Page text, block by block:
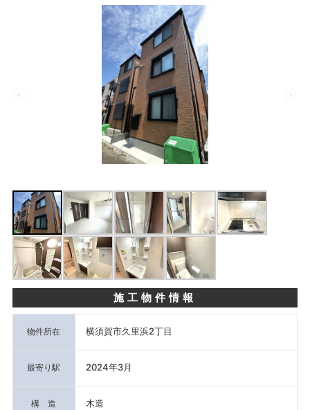
施工物件情報
物件所在 横須賀市久里浜2丁目
最寄り駅 2024年3月
構 造 木造